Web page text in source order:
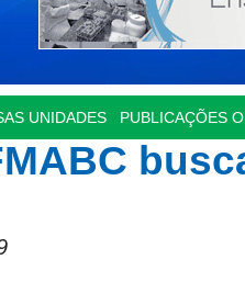
UNIDADES PUBLICAÇÕES